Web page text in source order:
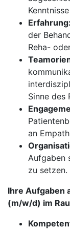
Erfahrung:
der
Reha-
Sinne des
an
Aufgaben
zu setzen.
Ihre Aufgaben
(m/w/d) im